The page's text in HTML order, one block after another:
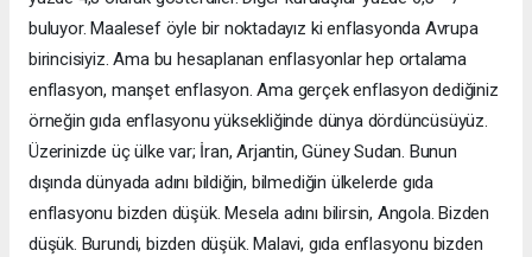
buluyor. Maalesef öyle bir noktadayız ki enflasyonda Avrupa
birincisiyiz. Ama bu hesaplanan enflasyonlar hep ortalama
enflasyon, manşet enflasyon. Ama gerçek enflasyon dediğiniz
örneğin gıda enflasyonu yüksekliğinde dünya dördüncüsüyüz.
Üzerinizde üç ülke var; İran, Arjantin, Güney Sudan. Bunun
dışında dünyada adını bildiğin, bilmediğin ülkelerde gıda
enflasyonu bizden düşük. Mesela adını bilirsin, Angola. Bizden
düşük. Burundi, bizden düşük. Malavi, gıda enflasyonu bizden